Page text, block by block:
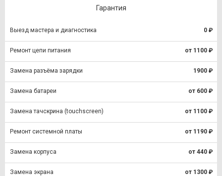
Гарантия
Выезд мастера и диагностика 0 ₽
Ремонт цепи питания от 1100 ₽
Замена разъёма зарядки 1900 ₽
Замена батареи от 600 ₽
Замена тачскрина (touchscreen) от 1100 ₽
Ремонт системной платы от 1190 ₽
Замена корпуса от 440 ₽
Замена экрана от 1300 ₽